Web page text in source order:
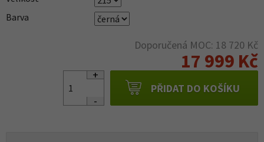
Barva
Doporučená MOC: 18 720 Kč
17 999 Kč
PŘIDAT DO KOŠÍKU